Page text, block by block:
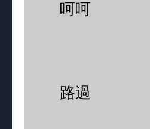
呵呵
路過